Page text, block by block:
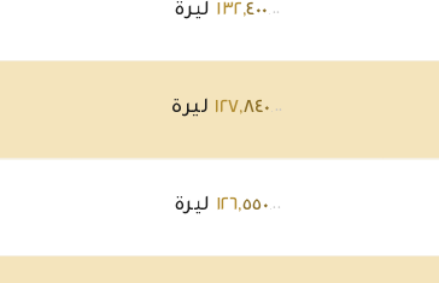
١٣٢,٤٠٠.٠٠ ليرة
١٢٧,٨٤٠.٠٠ ليرة
١٢٦,٥٥٠.٠٠ ليرة